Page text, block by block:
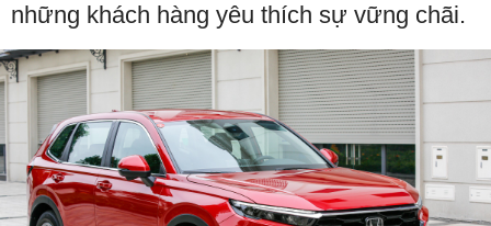
những khách hàng yêu thích sự vững chãi.